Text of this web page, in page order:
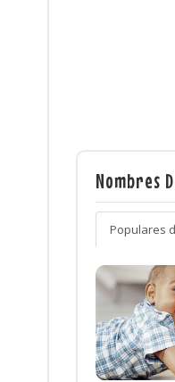
Nombres
Populares